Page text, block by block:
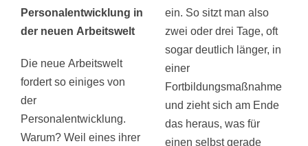
Personalentwicklung in
der neuen Arbeitswelt
Die neue Arbeitswelt
fordert so einiges von
der
Personalentwicklung.
Warum? Weil eines ihrer
ein. So sitzt man also
zwei oder drei Tage, oft
sogar deutlich länger, in
einer
Fortbildungsmaßnahme
und zieht sich am Ende
das heraus, was für
einen selbst gerade